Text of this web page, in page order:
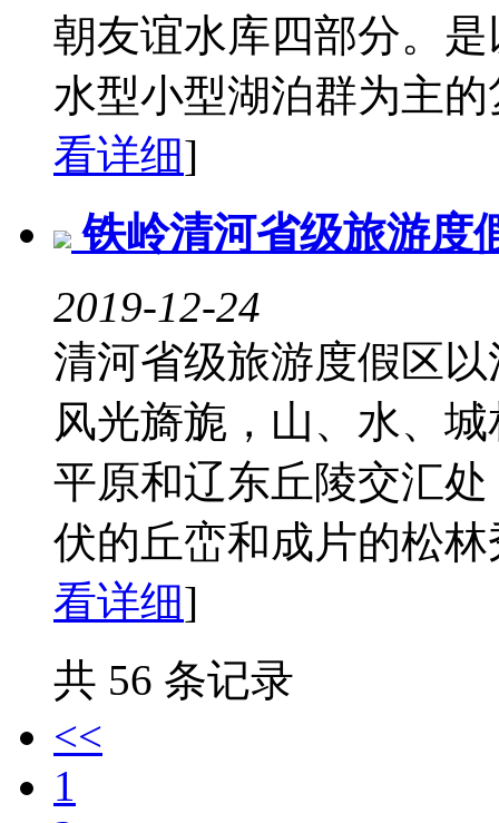
朝友谊水库四部分。
水型小型湖泊群为主
看详细]
铁岭清河省级旅游度
2019-12-24
清河省级旅游度假区
风光旖旎，山、水、
平原和辽东丘陵交汇
伏的丘峦和成片的松
看详细]
共 56 条记录
<<
1